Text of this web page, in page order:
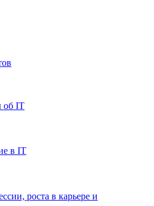
об IT
в IT
роста в карьере и